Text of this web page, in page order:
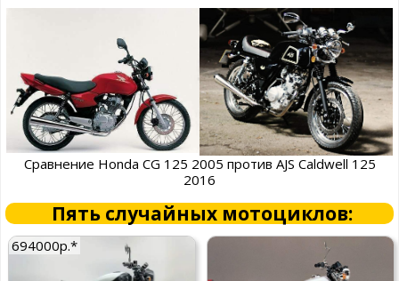
Сравнение Honda CG 125 2005 против AJS Caldwell 125
2016
Пять случайных мотоциклов:
694000р.*